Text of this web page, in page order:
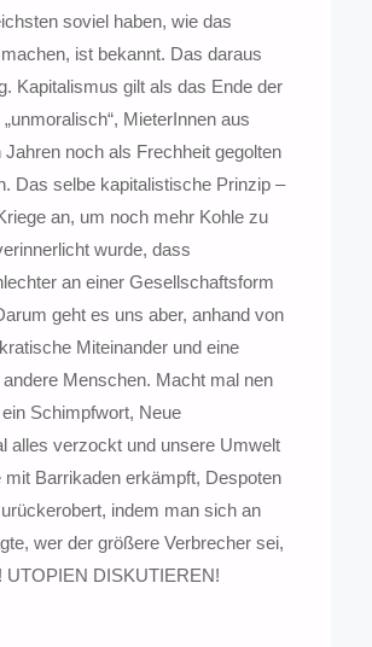
soviel haben, wie das
ist bekannt. Das daraus
Kapitalismus gilt als das Ende der
MieterInnen aus
noch als Frechheit gegolten
Das selbe kapitalistische Prinzip –
an, um noch mehr Kohle zu
wurde, dass
an einer Gesellschaftsform
geht es uns aber, anhand von
Miteinander und eine
Menschen. Macht mal nen
Schimpfwort, Neue
alles verzockt und unsere Umwelt
Barrikaden erkämpft, Despoten
indem man sich an
wer der größere Verbrecher sei,
UTOPIEN DISKUTIEREN!